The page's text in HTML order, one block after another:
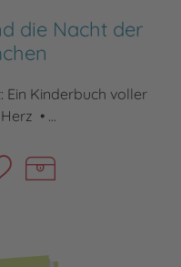
die Nacht der
Ein Kinderbuch voller
• ...